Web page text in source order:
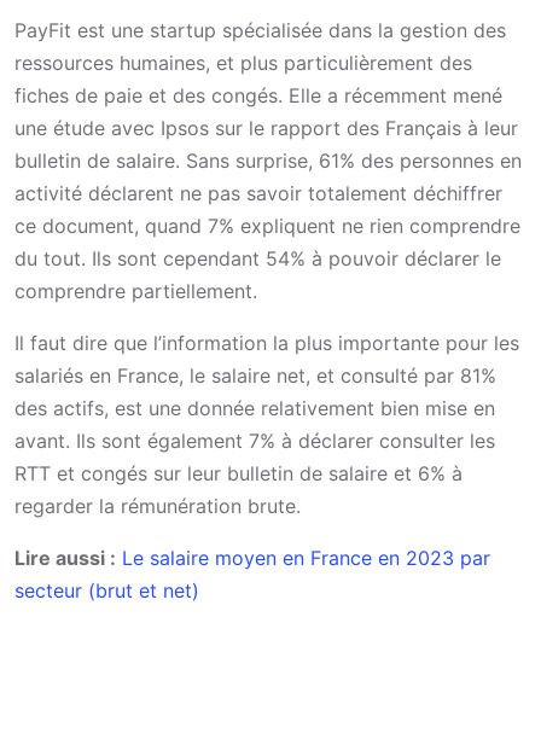
PayFit est une startup spécialisée dans la gestion des
ressources humaines, et plus particulièrement des
fiches de paie et des congés. Elle a récemment mené
une étude avec Ipsos sur le rapport des Français à leur
bulletin de salaire. Sans surprise, 61% des personnes en
activité déclarent ne pas savoir totalement déchiffrer
ce document, quand 7% expliquent ne rien comprendre
du tout. Ils sont cependant 54% à pouvoir déclarer le
comprendre partiellement.
Il faut dire que l’information la plus importante pour les
salariés en France, le salaire net, et consulté par 81%
des actifs, est une donnée relativement bien mise en
avant. Ils sont également 7% à déclarer consulter les
RTT et congés sur leur bulletin de salaire et 6% à
regarder la rémunération brute.
Lire aussi : Le salaire moyen en France en 2023 par
secteur (brut et net)